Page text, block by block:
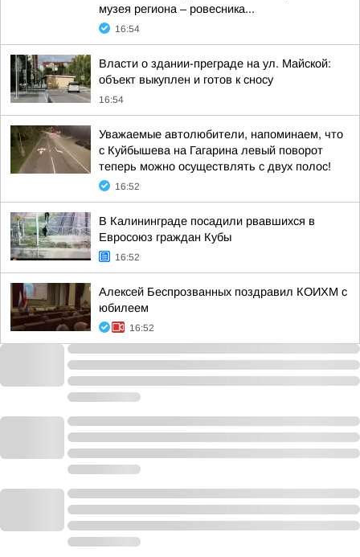
музея региона – ровесника...
16:54
Власти о здании-преграде на ул. Майской:
объект выкуплен и готов к сносу
16:54
Уважаемые автолюбители, напоминаем, что
с Куйбышева на Гагарина левый поворот
теперь можно осуществлять с двух полос!
16:52
В Калининграде посадили рвавшихся в
Евросоюз граждан Кубы
16:52
Алексей Беспрозванных поздравил КОИХМ с
юбилеем
16:52